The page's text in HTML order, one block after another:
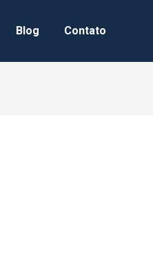
Blog Contato